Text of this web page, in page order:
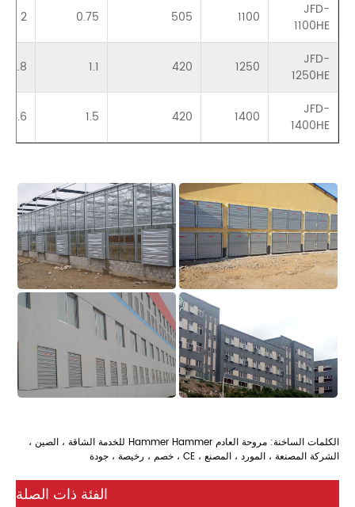
JFD-
1100HE
1100
505
0.75
2
JFD-
1250HE
1250
420
1.1
2.8
JFD-
1400HE
1400
420
1.5
3.6
الكلمات الساخنة: مروحة العادم Hammer Hammer للخدمة الشاقة ، الصين ،
الشركة المصنعة ، المورد ، المصنع ، CE ، خصم ، رخيصة ، جودة
الفئة ذات الصلة